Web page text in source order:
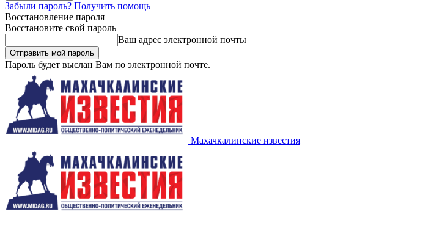
Забыли пароль? Получить помощь
Восстановление пароля
Восстановите свой пароль
Ваш адрес электронной почты
Пароль будет выслан Вам по электронной почте.
Махачкалинские известия